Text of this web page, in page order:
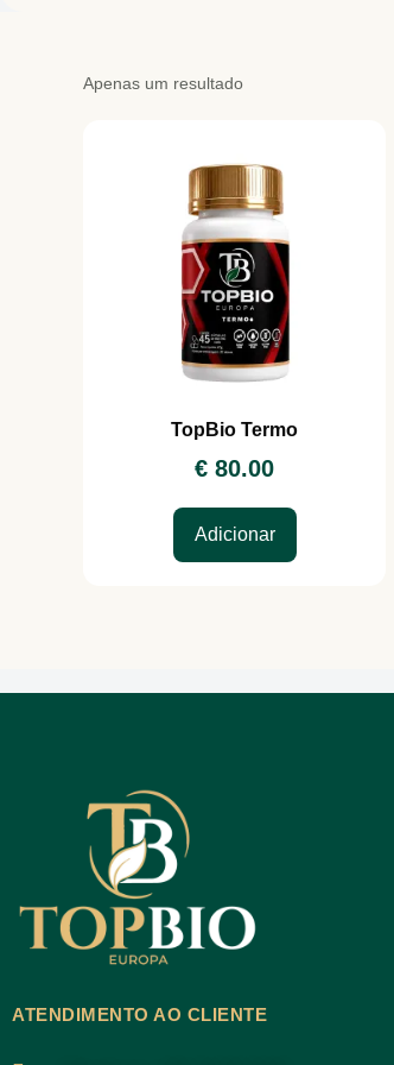
Apenas um resultado
TopBio Termo
€ 80.00
Adicionar
ATENDIMENTO AO CLIENTE